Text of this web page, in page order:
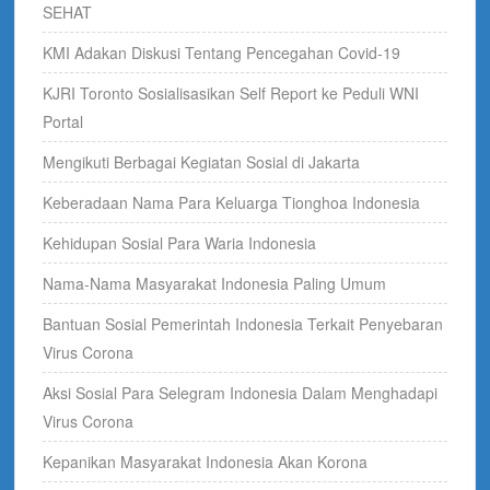
SEHAT
KMI Adakan Diskusi Tentang Pencegahan Covid-19
KJRI Toronto Sosialisasikan Self Report ke Peduli WNI
Portal
Mengikuti Berbagai Kegiatan Sosial di Jakarta
Keberadaan Nama Para Keluarga Tionghoa Indonesia
Kehidupan Sosial Para Waria Indonesia
Nama-Nama Masyarakat Indonesia Paling Umum
Bantuan Sosial Pemerintah Indonesia Terkait Penyebaran
Virus Corona
Aksi Sosial Para Selegram Indonesia Dalam Menghadapi
Virus Corona
Kepanikan Masyarakat Indonesia Akan Korona